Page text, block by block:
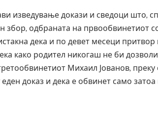
изведување докази и сведоци што,
збор, одбраната на првообвинетиот
дека и по девет месеци
како родител никогаш не би
Михаил Јованов,
доказ и дека е обвинет само